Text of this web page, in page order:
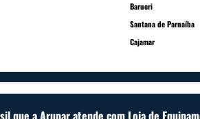
Barueri
Santana de Parnaíba
Cajamar
que a Arupar atende com Loja de